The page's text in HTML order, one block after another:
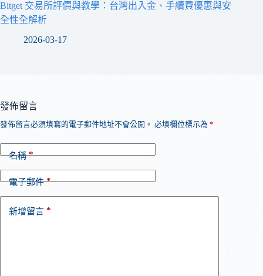
Bitget 交易所評價與教學：台灣出入金、手續費優惠與安
全性全解析
2026-03-17
發佈留言
發佈留言必須填寫的電子郵件地址不會公開。 必填欄位標示為 *
名稱*
電子郵件*
新增留言 *